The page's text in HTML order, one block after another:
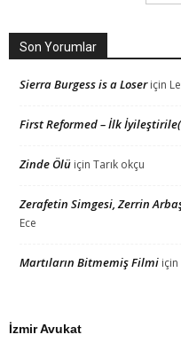
Son Yorumlar
Sierra Burgess is a Loseriçin
First Reformed – İlk
Zinde Ölü için Tarık okçu
Zerafetin Simgesi, Zerrin
Ece
Martıların Bitmemiş Filmi için
İzmir Avukat